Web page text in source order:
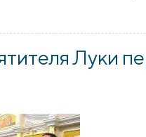
Луки